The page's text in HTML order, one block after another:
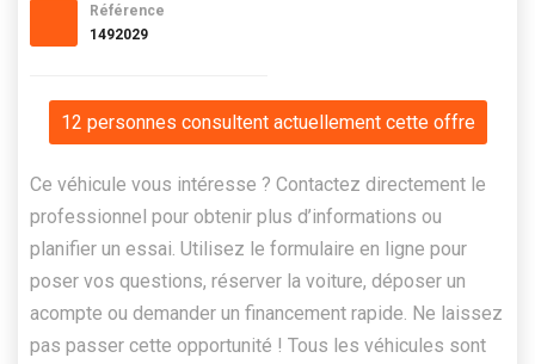
Référence
1492029
12 personnes consultent actuellement cette offre
Ce véhicule vous intéresse ? Contactez directement le
professionnel pour obtenir plus d’informations ou
planifier un essai. Utilisez le formulaire en ligne pour
poser vos questions, réserver la voiture, déposer un
acompte ou demander un financement rapide. Ne laissez
pas passer cette opportunité ! Tous les véhicules sont